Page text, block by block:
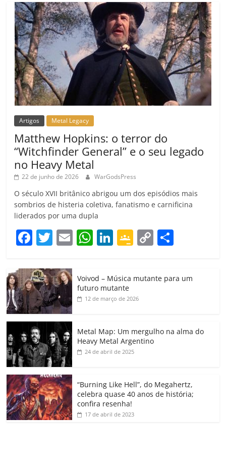
Artigos Metal Legacy
Matthew Hopkins: o terror do
“Witchfinder General” e o seu legado
no Heavy Metal
22 de junho de 2026 WarGodsPress
O século XVII britânico abrigou um dos episódios mais
sombrios de histeria coletiva, fanatismo e carnificina
liderados por uma dupla
F
c
e
b
o
o
k
T
itt
er
E
ai
W
at
s
A
p
Li
k
e
dI
G
gl
e
a
ss
o
m
C
y
k
p
h
Voivod – Música mutante para um
futuro mutante
12 de março de 2026
Metal Map: Um mergulho na alma do
Heavy Metal Argentino
24 de abril de 2025
“Burning Like Hell”, do Megahertz,
celebra quase 40 anos de história;
confira resenha!
17 de abril de 2023